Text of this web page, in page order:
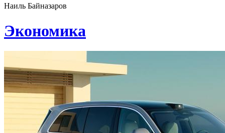
Наиль Байназаров
Экономика